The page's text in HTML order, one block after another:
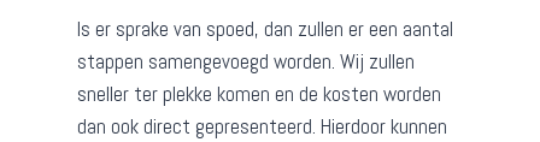
Is er sprake van spoed, dan zullen er een aantal
stappen samengevoegd worden. Wij zullen
sneller ter plekke komen en de kosten worden
dan ook direct gepresenteerd. Hierdoor kunnen